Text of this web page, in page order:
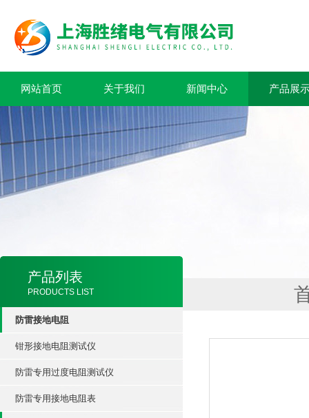
网站首页 关于我们 新闻中心 产品展
产品列表
PRODUCTS LIST
防雷接地电阻
钳形接地电阻测试仪
防雷专用过度电阻测试仪
防雷专用接地电阻表